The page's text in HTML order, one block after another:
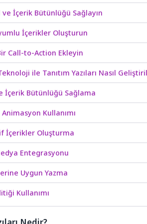
ve İçerik Bütünlüğü Sağlayın
İçerikler Oluşturun
Call-to-Action Ekleyin
ile Tanıtım Yazıları Nasıl
İçerik Bütünlüğü Sağlama
Kullanımı
İçerikler Oluşturma
Entegrasyonu
Uygun Yazma
Kullanımı